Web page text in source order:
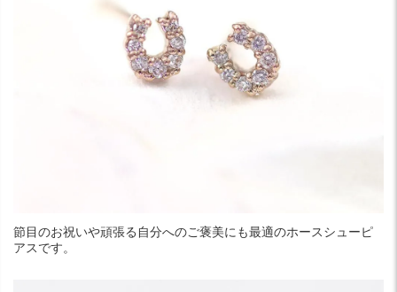
節目のお祝いや頑張る自分へのご褒美にも最適のホースシューピ
アスです。